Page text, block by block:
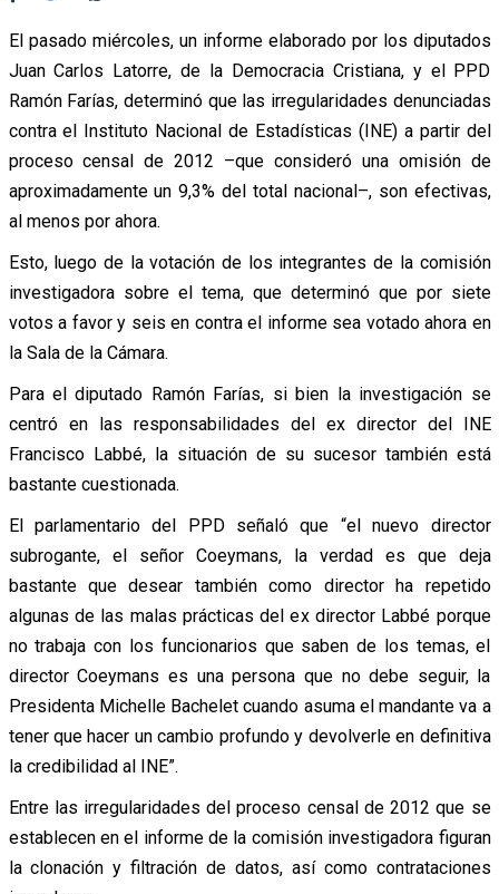
El pasado miércoles, un informe elaborado por los diputados
Juan Carlos Latorre, de la Democracia Cristiana, y el PPD
Ramón Farías, determinó que las irregularidades denunciadas
contra el Instituto Nacional de Estadísticas (INE) a partir del
proceso censal de 2012 –que consideró una omisión de
aproximadamente un 9,3% del total nacional–, son efectivas,
al menos por ahora.
Esto, luego de la votación de los integrantes de la comisión
investigadora sobre el tema, que determinó que por siete
votos a favor y seis en contra el informe sea votado ahora en
la Sala de la Cámara.
Para el diputado Ramón Farías, si bien la investigación se
centró en las responsabilidades del ex director del INE
Francisco Labbé, la situación de su sucesor también está
bastante cuestionada.
El parlamentario del PPD señaló que “el nuevo director
subrogante, el señor Coeymans, la verdad es que deja
bastante que desear también como director ha repetido
algunas de las malas prácticas del ex director Labbé porque
no trabaja con los funcionarios que saben de los temas, el
director Coeymans es una persona que no debe seguir, la
Presidenta Michelle Bachelet cuando asuma el mandante va a
tener que hacer un cambio profundo y devolverle en definitiva
la credibilidad al INE”.
Entre las irregularidades del proceso censal de 2012 que se
establecen en el informe de la comisión investigadora figuran
la clonación y filtración de datos, así como contrataciones